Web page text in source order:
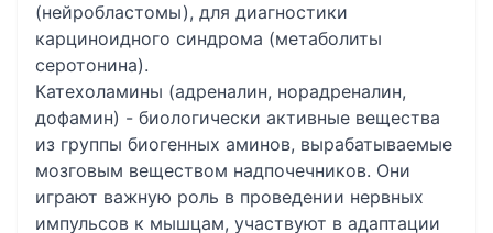
(нейробластомы), для диагностики
карциноидного синдрома (метаболиты
серотонина).
Катехоламины (адреналин, норадреналин,
дофамин) - биологически активные вещества
из группы биогенных аминов, вырабатываемые
мозговым веществом надпочечников. Они
играют важную роль в проведении нервных
импульсов к мышцам, участвуют в адаптации